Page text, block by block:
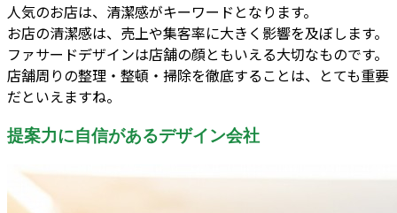
人気のお店は、清潔感がキーワードとなります。
お店の清潔感は、売上や集客率に大きく影響を及ぼします。
ファサードデザインは店舗の顔ともいえる大切なものです。
店舗周りの整理・整頓・掃除を徹底することは、とても重要
だといえますね。
提案力に自信があるデザイン会社